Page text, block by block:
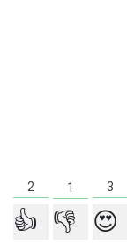
2 1 3
👍 👎 😍